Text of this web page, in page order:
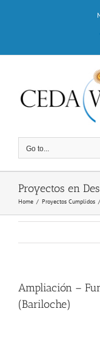
Go to...
Proyectos en
Home / Proyectos Cumplidos /
Ampliación –
(Bariloche)